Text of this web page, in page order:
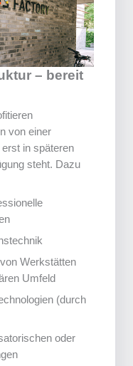
– bereit
von einer
erst in späteren
steht. Dazu
Werkstätten
Umfeld
(durch
oder